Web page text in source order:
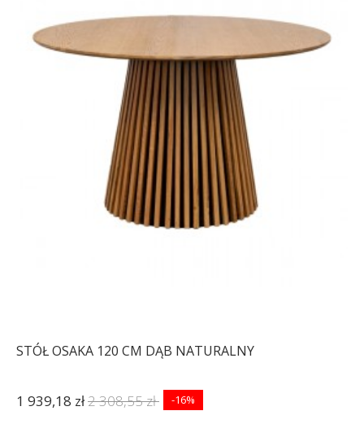
STÓŁ OSAKA 120 CM DĄB NATURALNY
1 939,18 zł2 308,55 zł -16%